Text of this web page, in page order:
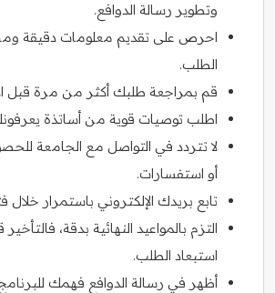
وتطوير رسالة الدوافع.
احرص على تقديم معلومات دقيقة
الطلب.
قم بمراجعة طلبك أكثر من مرة قبل
اطلب توصيات قوية من أساتذة
لا تتردد في التواصل مع الجامعة
أو استفسارات.
تابع بريدك الإلكتروني باستمرار خلال
التزم بالمواعيد النهائية بدقة،
استبعاد الطلب.
أظهر في رسالة الدوافع فهمك للبرنامج